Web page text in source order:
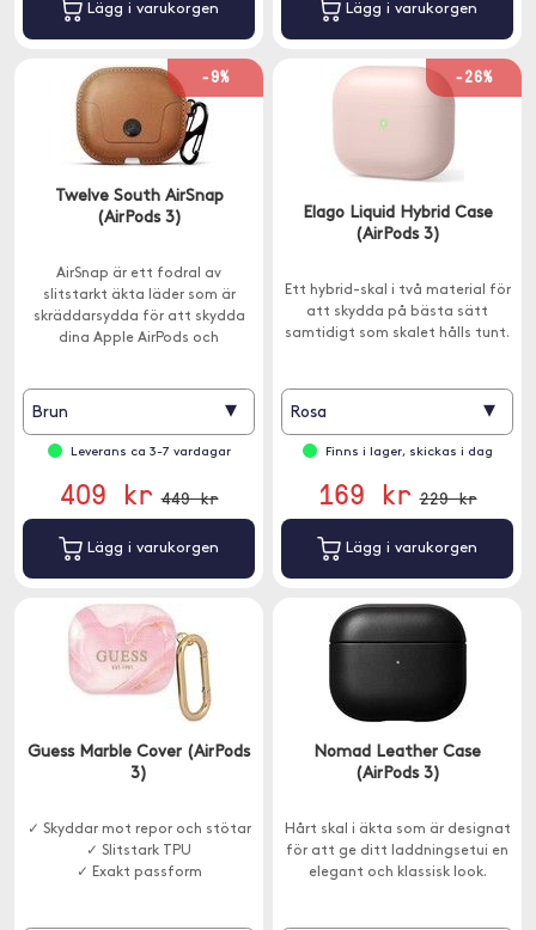
Lägg i varukorgen Lägg i varukorgen
-9%
Twelve South AirSnap
(AirPods 3)
AirSnap är ett fodral av
slitstarkt äkta läder som är
skräddarsydda för att skydda
dina Apple AirPods och
Brun ▾
Leverans ca 3-7 vardagar
409 kr 449 kr
Lägg i varukorgen
-26%
Elago Liquid Hybrid Case
(AirPods 3)
Ett hybrid-skal i två material för
att skydda på bästa sätt
samtidigt som skalet hålls tunt.
Rosa ▾
Finns i lager, skickas i dag
169 kr 229 kr
Lägg i varukorgen
Guess Marble Cover (AirPods
3)
✓ Skyddar mot repor och stötar
✓ Slitstark TPU
✓ Exakt passform
Nomad Leather Case
(AirPods 3)
Hårt skal i äkta som är designat
för att ge ditt laddningsetui en
elegant och klassisk look.